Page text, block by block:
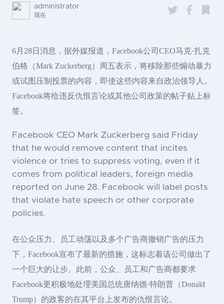
administrator
现在
6月28日消息，据外媒报道，Facebook公司CEO马克·扎克
伯格（Mark Zuckerberg）周五表示，将移除那些煽动暴力
或试图压制投票的内容，即使这些内容来自政治领导人。
Facebook将给违反仇恨言论或其他公司政策的帖子贴上标
签。
Facebook CEO Mark Zuckerberg said Friday
that he would remove content that incites
violence or tries to suppress voting, even if it
comes from political leaders, foreign media
reported on June 28. Facebook will label posts
that violate hate speech or other corporate
policies.
在公众压力、员工动荡以及多个广告商撤销广告的压力
下，Facebook宣布了最新的措施，这标志着该公司做出了
一个巨大的让步。此前，公众、员工和广告商都要求
Facebook更积极地处理美国总统唐纳德·特朗普（Donald
Trump）的政客的在其平台上发布的仇恨言论。